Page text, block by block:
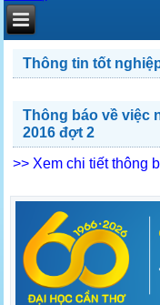
Thông tin tốt
Thông báo về việc
2016 đợt 2
>> Xem chi tiết thông